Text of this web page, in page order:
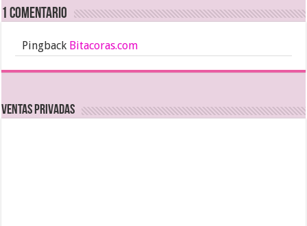
1 comentario
Pingback Bitacoras.com
Ventas Privadas